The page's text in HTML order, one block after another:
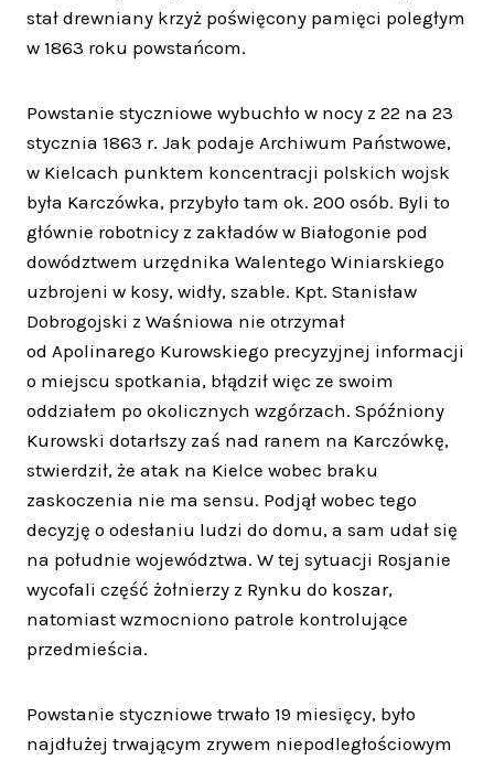
stał drewniany krzyż poświęcony pamięci poległym
w 1863 roku powstańcom.
Powstanie styczniowe wybuchło w nocy z 22 na 23
stycznia 1863 r. Jak podaje Archiwum Państwowe,
w Kielcach punktem koncentracji polskich wojsk
była Karczówka, przybyło tam ok. 200 osób. Byli to
głównie robotnicy z zakładów w Białogonie pod
dowództwem urzędnika Walentego Winiarskiego
uzbrojeni w kosy, widły, szable. Kpt. Stanisław
Dobrogojski z Waśniowa nie otrzymał
od Apolinarego Kurowskiego precyzyjnej informacji
o miejscu spotkania, błądził więc ze swoim
oddziałem po okolicznych wzgórzach. Spóźniony
Kurowski dotarłszy zaś nad ranem na Karczówkę,
stwierdził, że atak na Kielce wobec braku
zaskoczenia nie ma sensu. Podjął wobec tego
decyzję o odesłaniu ludzi do domu, a sam udał się
na południe województwa. W tej sytuacji Rosjanie
wycofali część żołnierzy z Rynku do koszar,
natomiast wzmocniono patrole kontrolujące
przedmieścia.
Powstanie styczniowe trwało 19 miesięcy, było
najdłużej trwającym zrywem niepodległościowym